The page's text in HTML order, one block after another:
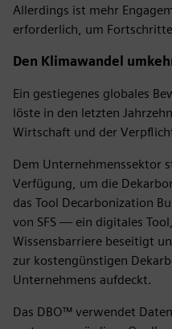
Allerdings ist mehr
erforderlich, um
Den Klimawandel
Ein gestiegenes globales
löste in den letzten
Wirtschaft und der
Dem Unternehmenssektor
Verfügung, um die
das Tool Decarbonization
von SFS — ein digitales
Wissensbarriere beseitigt
zur kostengünstigen
Unternehmens aufdeckt.
Das DBO™ verwendet